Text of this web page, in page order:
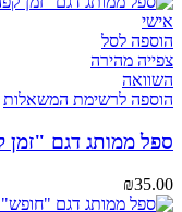
הוספה לסל
צפייה מהירה
השוואה
הוספה לרשימת המשאלות
ספל ממותג דגם "זמן
₪35.00